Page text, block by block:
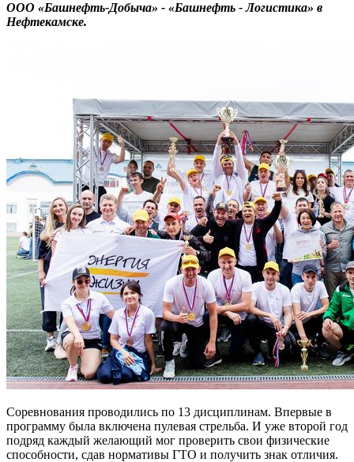
ООО «Башнефть-Добыча» - «Башнефть - Логистика» в
Нефтекамске.
Соревнования проводились по 13 дисциплинам. Впервые в
программу была включена пулевая стрельба. И уже второй год
подряд каждый желающий мог проверить свои физические
способности, сдав нормативы ГТО и получить знак отличия.